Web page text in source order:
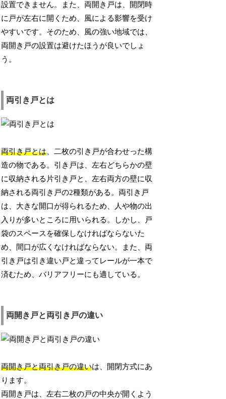
設置できません。また、両開き戸は、開閉時
に戸が左右に開くため、風による影響を受け
やすいです。そのため、風の強い地域では、
両開き戸の設置は避けたほうが良いでしょ
う。
両引き戸とは
両引き戸とは、二枚の引き戸が合わせった構
造の物である。引き戸は、左右どちらかの壁
に収納される片引き戸と、左右両方の壁に収
納される両引き戸の2種類がある。両引き戸
は、大きな開口が得られるため、人や物の出
入りが多いところに用いられる。しかし、戸
袋のスペースを確保しなければならないた
め、間口が広くなければならない。また、両
引き戸は引き違い戸と違ってレールが一本で
済むため、バリアフリーにも適している。
両開き戸と両引き戸の違い
両開き戸と両引き戸の違いは、開閉方式にあ
ります。
両開き戸は、左右二枚の戸の中央が開くよう